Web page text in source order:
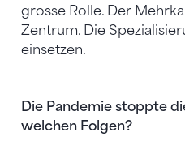
grosse Rolle. Der
Zentrum. Die
einsetzen.
Die Pandemie stoppte
welchen Folgen?